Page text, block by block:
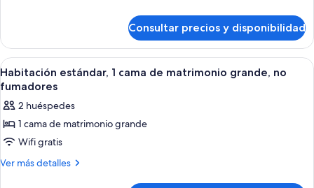
camas
de
matrimonio,
no
fumadores
Deluxe,
camas
de
no
fumadores
Consultar precios y disponibilidad
Abrir
todas
las
fotos
de
Habitación
estándar,
Una habitación de hotel moderna
6
Habitación estándar, 1 cama de matrimonio grande, no
fumadores
2 huéspedes
1 cama de matrimonio grande
Wifi gratis
Ver más detalles
Más